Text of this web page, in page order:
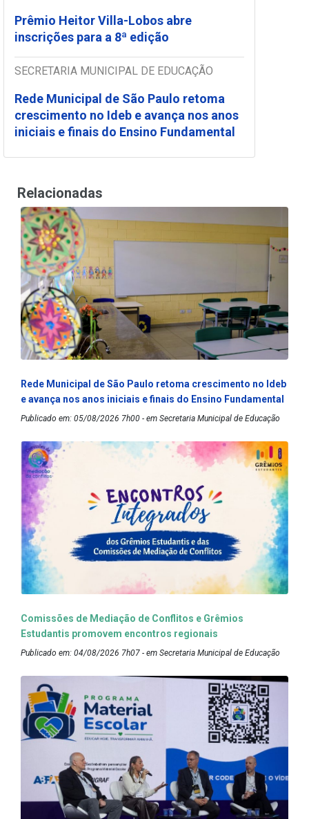
Prêmio Heitor Villa-Lobos abre
inscrições para a 8ª edição
SECRETARIA MUNICIPAL DE EDUCAÇÃO
Rede Municipal de São Paulo retoma
crescimento no Ideb e avança nos anos
iniciais e finais do Ensino Fundamental
Relacionadas
Rede Municipal de São Paulo retoma crescimento no Ideb
e avança nos anos iniciais e finais do Ensino Fundamental
Publicado em: 05/08/2026 7h00 - em Secretaria Municipal de Educação
Comissões de Mediação de Conflitos e Grêmios
Estudantis promovem encontros regionais
Publicado em: 04/08/2026 7h07 - em Secretaria Municipal de Educação